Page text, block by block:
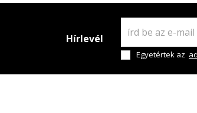
Hírlevél
Egyetértek az